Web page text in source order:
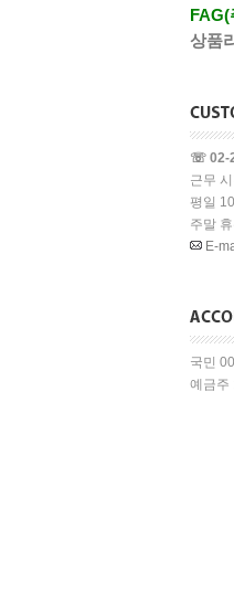
상품
☏ 02-
근무
평일
주말
E-
국민
예금주